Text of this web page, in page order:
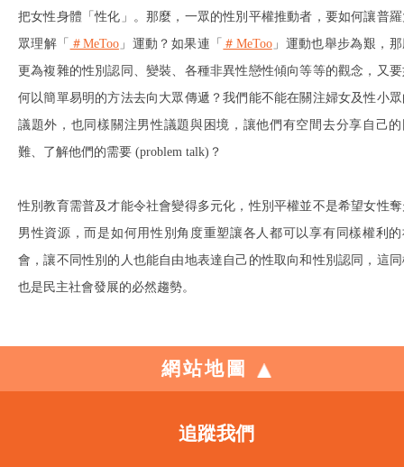
把女性身體「性化」。那麼，一眾的性別平權推動者，要如何讓普
眾理解「 ＃MeToo」運動？如果連「 ＃MeToo」運動也舉步為艱，
更為複雜的性別認同、變裝、各種非異性戀性傾向等等的觀念，又
何以簡單易明的方法去向大眾傳遞？我們能不能在關注婦女及性小
議題外，也同樣關注男性議題與困境，讓他們有空間去分享自己的
難、了解他們的需要 (problem talk)？
性別教育需普及才能令社會變得多元化，性別平權並不是希望女性
男性資源，而是如何用性別角度重塑讓各人都可以享有同樣權利的
會，讓不同性別的人也能自由地表達自己的性取向和性別認同，這
也是民主社會發展的必然趨勢。
網站地圖
追蹤我們